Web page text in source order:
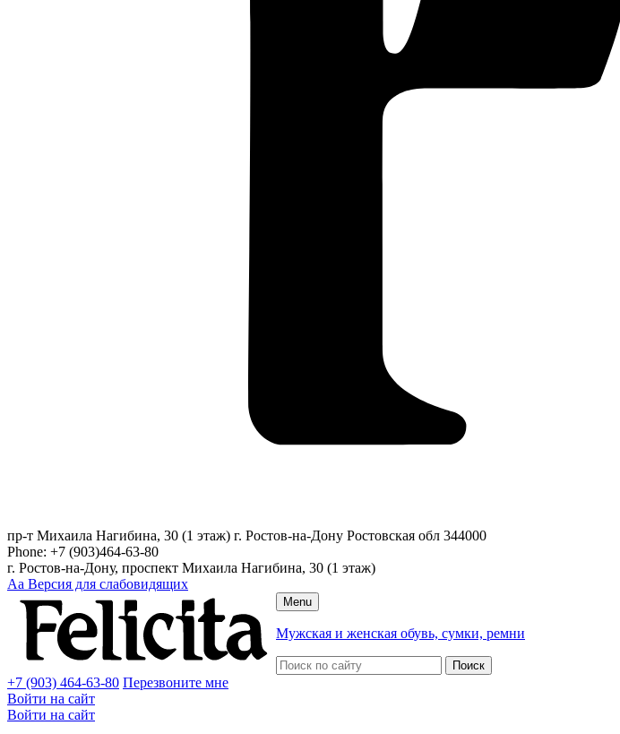
пр-т Михаила Нагибина, 30 (1 этаж) г. Ростов-на-Дону Ростовская обл 344000
Phone: +7 (903)464-63-80
г. Ростов-на-Дону, проспект Михаила Нагибина, 30 (1 этаж)
Аа Версия для слабовидящих
Menu
Мужская и женская обувь, сумки, ремни
+7 (903) 464-63-80 Перезвоните мне
Войти на сайт
Войти на сайт